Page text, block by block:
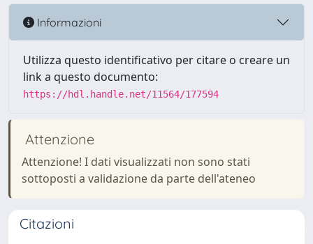
Informazioni
Utilizza questo identificativo per citare o creare un
link a questo documento:
https://hdl.handle.net/11564/177594
Attenzione
Attenzione! I dati visualizzati non sono stati
sottoposti a validazione da parte dell'ateneo
Citazioni